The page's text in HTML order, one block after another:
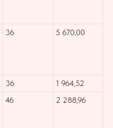
36 5 670,00
36
1 964,52
46 2 288,96